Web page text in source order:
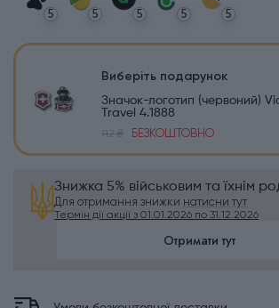
5 5 5 5 5
Виберіть подарунок
Значок-логотип (червоний)
Travel 4.1888
112 ₴
БЕЗКОШТОВНО
Знижка 5% військовим та їхнім
Для отримання знижки натисни тут
Термін дії акції з 01.01.2026 по 31.12.2026
Отримати тут